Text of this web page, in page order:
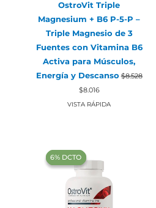
OstroVit Triple
Magnesium + B6 P-5-P –
Triple Magnesio de 3
Fuentes con Vitamina B6
Activa para Músculos,
Energía y Descanso $8.528
El
precio
original
$8.016El
precio
actual
VISTA RÁPIDA
‍6% DCTO‍‍
‍6% DCTO‍‍